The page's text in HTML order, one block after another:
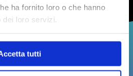
ha fornito loro o che hanno
loro servizi.
tutti
UN PREVENTIVO